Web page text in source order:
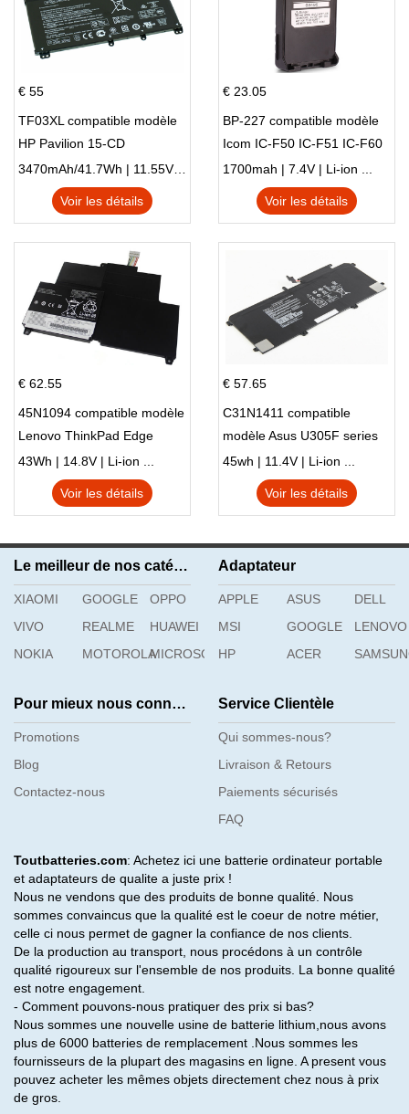
€ 55
TF03XL compatible modèle
HP Pavilion 15-CD
3470mAh/41.7Wh | 11.55V | Li-ion ...
Voir les détails
€ 23.05
BP-227 compatible modèle
Icom IC-F50 IC-F51 IC-F60
IC-F61 IC-M87
1700mah | 7.4V | Li-ion ...
Voir les détails
€ 62.55
45N1094 compatible modèle
Lenovo ThinkPad Edge
S230u Twist
43Wh | 14.8V | Li-ion ...
Voir les détails
€ 57.65
C31N1411 compatible
modèle Asus U305F series
45wh | 11.4V | Li-ion ...
Voir les détails
Le meilleur de nos catégories
XIAOMI GOOGLE
OPPO
VIVO
REALME
HUAWEI
NOKIA
MOTOROLAMICROSOFT
Adaptateur
APPLE ASUS
DELL
MSI
GOOGLE
LENOVO
HP
ACER
Pour mieux nous connaître
Promotions
Blog
Contactez-nous
Service Clientèle
Qui sommes-nous?
Livraison & Retours
Paiements sécurisés
FAQ
Toutbatteries.com: Achetez ici une batterie ordinateur portable
et adaptateurs de qualite a juste prix !
Nous ne vendons que des produits de bonne qualité. Nous
sommes convaincus que la qualité est le coeur de notre métier,
celle ci nous permet de gagner la confiance de nos clients.
De la production au transport, nous procédons à un contrôle
qualité rigoureux sur l'ensemble de nos produits. La bonne qualité
est notre engagement.
- Comment pouvons-nous pratiquer des prix si bas?
Nous sommes une nouvelle usine de batterie lithium,nous avons
plus de 6000 batteries de remplacement .Nous sommes les
fournisseurs de la plupart des magasins en ligne. A present vous
pouvez acheter les mêmes objets directement chez nous à prix
de gros.